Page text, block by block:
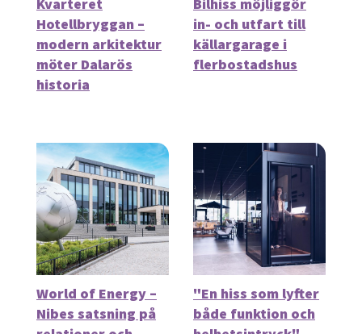
Hotellbryggan –
modern arkitektur
möter Dalarös
historia
in- och utfart till
källargarage i
flerbostadshus
World of Energy –
Nibes satsning på
"En hiss som lyfter
både funktion och